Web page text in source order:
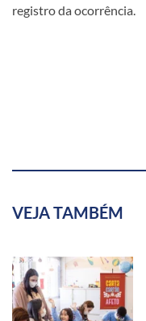
registro da ocorrência.
VEJA TAMBÉM